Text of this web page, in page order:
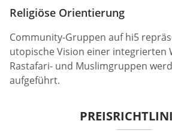
Religiöse Orientierung
Community-Gruppen auf hi5
utopische Vision einer integrierten
Rastafari- und Muslimgruppen
aufgeführt.